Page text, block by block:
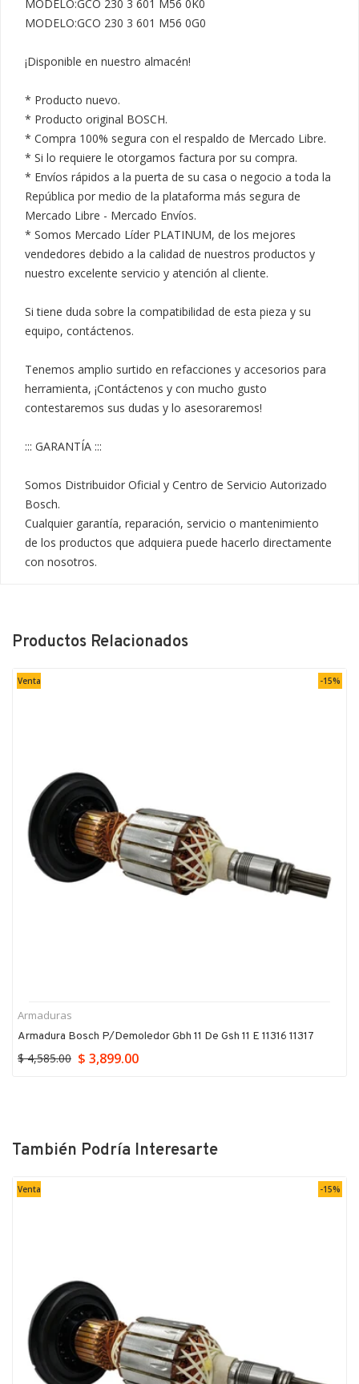
MODELO:GCO 230 3 601 M56 0K0
MODELO:GCO 230 3 601 M56 0G0
¡Disponible en nuestro almacén!
* Producto nuevo.
* Producto original BOSCH.
* Compra 100% segura con el respaldo de Mercado Libre.
* Si lo requiere le otorgamos factura por su compra.
* Envíos rápidos a la puerta de su casa o negocio a toda la
República por medio de la plataforma más segura de
Mercado Libre - Mercado Envíos.
* Somos Mercado Líder PLATINUM, de los mejores
vendedores debido a la calidad de nuestros productos y
nuestro excelente servicio y atención al cliente.
Si tiene duda sobre la compatibilidad de esta pieza y su
equipo, contáctenos.
Tenemos amplio surtido en refacciones y accesorios para
herramienta, ¡Contáctenos y con mucho gusto
contestaremos sus dudas y lo asesoraremos!
::: GARANTÍA :::
Somos Distribuidor Oficial y Centro de Servicio Autorizado
Bosch.
Cualquier garantía, reparación, servicio o mantenimiento
de los productos que adquiera puede hacerlo directamente
con nosotros.
Productos Relacionados
Venta -15%
Armaduras
Armadura Bosch P/demoledor Gbh 11 De Gsh 11 E 11316 11317
$ 4,585.00 $ 3,899.00
También Podría Interesarte
Venta -15%